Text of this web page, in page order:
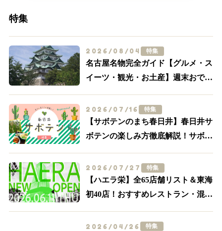
特集
2026/08/04 特集
名古屋名物完全ガイド【グルメ・ス
イーツ・観光・お土産】週末おでか
2026/07/16 特集
【サボテンのまち春日井】春日井サ
ボテンの楽しみ方徹底解説！サボテ
買う・体験する】
2026/07/27 特集
【ハエラ栄】全65店舗リスト＆東海
初40店！おすすめレストラン・混
2026/04/26 特集